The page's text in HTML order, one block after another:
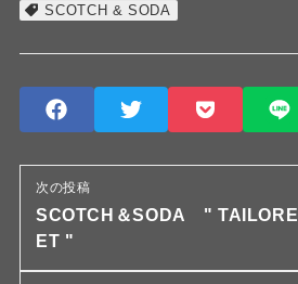
SCOTCH & SODA
次の投稿
SCOTCH＆SODA "
ET "